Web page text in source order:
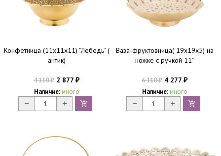
Конфетница (11х11х11) "Лебедь" (
антик)
4 110₽ 2 877 ₽
Наличие: много
Ваза-фруктовница( 19х19х5) на
ножке с ручкой 11"
6 110₽ 4 277 ₽
Наличие: много